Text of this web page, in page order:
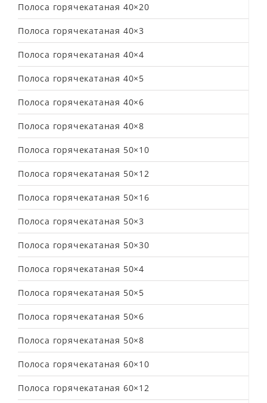
Полоса горячекатаная 40×20
Полоса горячекатаная 40×3
Полоса горячекатаная 40×4
Полоса горячекатаная 40×5
Полоса горячекатаная 40×6
Полоса горячекатаная 40×8
Полоса горячекатаная 50×10
Полоса горячекатаная 50×12
Полоса горячекатаная 50×16
Полоса горячекатаная 50×3
Полоса горячекатаная 50×30
Полоса горячекатаная 50×4
Полоса горячекатаная 50×5
Полоса горячекатаная 50×6
Полоса горячекатаная 50×8
Полоса горячекатаная 60×10
Полоса горячекатаная 60×12